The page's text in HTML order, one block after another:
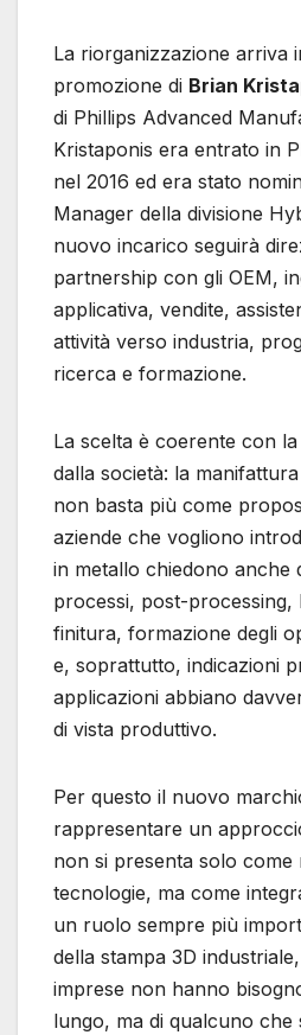
La riorganizzazione arriva
promozione di Brian
di Phillips Advanced
Kristaponis era entrato in
nel 2016 ed era stato
Manager della divisione
nuovo incarico seguirà
partnership con gli OEM,
applicativa, vendite,
attività verso industria,
ricerca e formazione.
La scelta è coerente con
dalla società: la
non basta più come
aziende che vogliono
in metallo chiedono anche
processi, post-processing,
finitura, formazione degli
e, soprattutto, indicazioni
applicazioni abbiano
di vista produttivo.
Per questo il nuovo
rappresentare un
non si presenta solo come
tecnologie, ma come
un ruolo sempre più
della stampa 3D
imprese non hanno
lungo, ma di qualcuno che